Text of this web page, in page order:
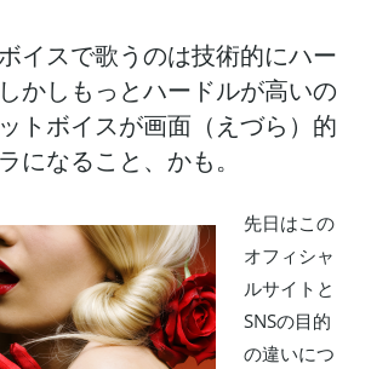
イスで歌うのは技術的にハー
かしもっとハードルが高いの
トボイスが画面（えづら）的
になること、かも。
先日はこの
オフィシャ
ルサイトと
SNSの目的
の違いにつ